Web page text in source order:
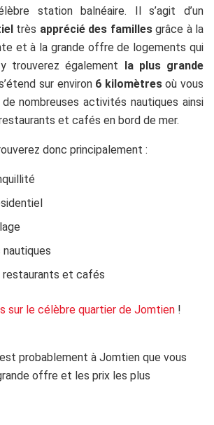
station balnéaire. Il s’agit d’un
très apprécié des famillesgrâce à la
et à la grande offre de logements qui
trouverez également la plus grande
sur environ6 kilomètresoù vous
nombreuses activités nautiques ainsi
et cafés en bord de mer.
donc principalement :
restaurants et cafés
sur le célèbre quartier de Jomtien !
probablement à Jomtien que vous
offre et les prix les plus